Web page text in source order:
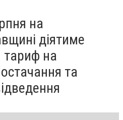
на
діятиме
тариф на
та